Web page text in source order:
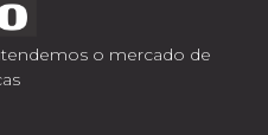
o mercado de